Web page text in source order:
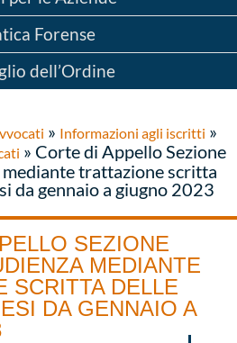
Forense
dell’Ordine
» Informazioni agli iscritti »
» Corte di Appello Sezione
trattazione scritta
da gennaio a giugno 2023
SEZIONE
MEDIANTE
SCRITTA DELLE
DA GENNAIO A